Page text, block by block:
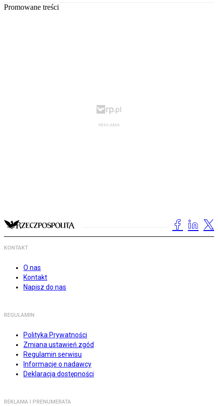
Promowane treści
KONTAKT
O nas
Kontakt
Napisz do nas
REGULAMIN
Polityka Prywatności
Zmiana ustawień zgód
Regulamin serwisu
Informacje o nadawcy
Deklaracja dostępności
REKLAMA I PRENUMERATA